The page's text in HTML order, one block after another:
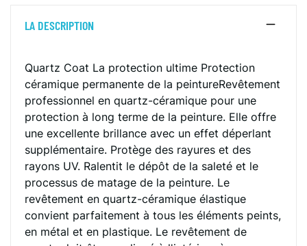
LA DESCRIPTION
Quartz Coat La protection ultime Protection
céramique permanente de la peintureRevêtement
professionnel en quartz-céramique pour une
protection à long terme de la peinture. Elle offre
une excellente brillance avec un effet déperlant
supplémentaire. Protège des rayures et des
rayons UV. Ralentit le dépôt de la saleté et le
processus de matage de la peinture. Le
revêtement en quartz-céramique élastique
convient parfaitement à tous les éléments peints,
en métal et en plastique. Le revêtement de